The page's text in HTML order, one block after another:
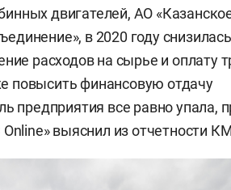
двигателей, АО
в 2020 году
расходов на сырье и оплату
повысить финансовую отдачу
предприятия все равно упала,
выяснил из отчетности